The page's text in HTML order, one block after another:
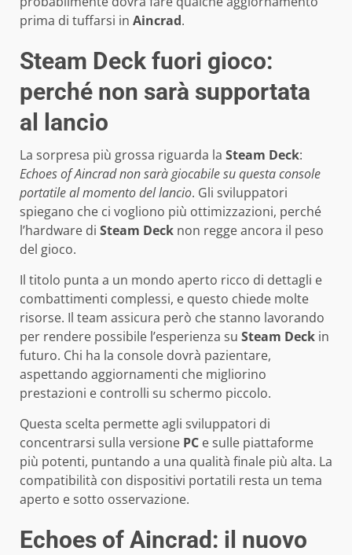
prima di tuffarsi in Aincrad.
Steam Deck fuori gioco:
perché non sarà supportata
al lancio
La sorpresa più grossa riguarda la Steam Deck:
Echoes of Aincrad non sarà giocabile su questa console
portatile al momento del lancio. Gli sviluppatori
spiegano che ci vogliono più ottimizzazioni, perché
l’hardware di Steam Deck non regge ancora il peso
del gioco.
Il titolo punta a un mondo aperto ricco di dettagli e
combattimenti complessi, e questo chiede molte
risorse. Il team assicura però che stanno lavorando
per rendere possibile l’esperienza su Steam Deck in
futuro. Chi ha la console dovrà pazientare,
aspettando aggiornamenti che migliorino
prestazioni e controlli su schermo piccolo.
Questa scelta permette agli sviluppatori di
concentrarsi sulla versione PC e sulle piattaforme
più potenti, puntando a una qualità finale più alta. La
compatibilità con dispositivi portatili resta un tema
aperto e sotto osservazione.
Echoes of Aincrad: il nuovo